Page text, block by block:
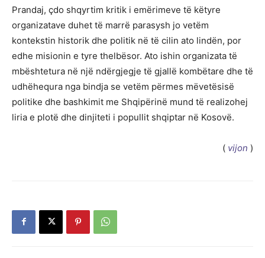
Prandaj, çdo shqyrtim kritik i emërimeve të këtyre
organizatave duhet të marrë parasysh jo vetëm
kontekstin historik dhe politik në të cilin ato lindën, por
edhe misionin e tyre thelbësor. Ato ishin organizata të
mbështetura në një ndërgjegje të gjallë kombëtare dhe të
udhëhequra nga bindja se vetëm përmes mëvetësisë
politike dhe bashkimit me Shqipërinë mund të realizohej
liria e plotë dhe dinjiteti i popullit shqiptar në Kosovë.
( vijon )